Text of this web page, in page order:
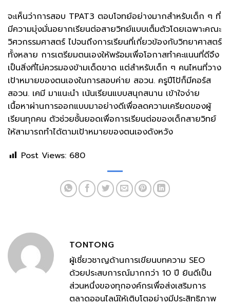
จะเห็นว่าการสอบ TPAT3 ตอบโจทย์อย่างมากสำหรับเด็ก ๆ ที่
มีความมุ่งมั่นอยากเรียนต่อสายวิทย์แบบเต็มตัวโดยเฉพาะคณะ
วิศวกรรมศาสตร์ ไปจนถึงการเรียนที่เกี่ยวข้องกับวิทยาศาสตร์
ทั้งหลาย การเตรียมตนเองให้พร้อมเพื่อโอกาสทำคะแนนที่ดีจึง
เป็นสิ่งที่ไม่ควรมองข้ามเด็ดขาด แต่สำหรับเด็ก ๆ คนไหนที่วาง
เป้าหมายของตนเองในการสอบค่าย สอวน. ครูปีโป้ก็มีคอร์ส
สอวน. เคมี มาแนะนำ เน้นเรียนแบบสนุกสนาน เข้าใจง่าย
เนื้อหาผ่านการออกแบบมาอย่างดีเพื่อลดความเครียดของผู้
เรียนทุกคน ตัวช่วยชั้นยอดเพื่อการเรียนต่อของเด็กสายวิทย์
ให้สามารถทำได้ตามเป้าหมายของตนเองดังหวัง
Post Views: 680
TONTONG
ผู้เชี่ยวชาญด้านการเขียนบทความ SEO
ด้วยประสบการณ์มากกว่า 10 ปี ยินดีเป็น
ส่วนหนึ่งของทุกองค์กรเพื่อส่งเสริมการ
ตลาดออนไลน์ให้เติบโตอย่างมีประสิทธิภาพ